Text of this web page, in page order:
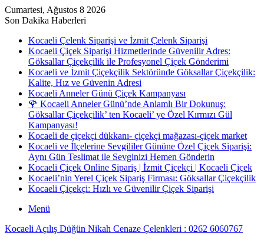
Cumartesi, Ağustos 8 2026
Son Dakika Haberleri
Kocaeli Çelenk Siparişi ve İzmit Çelenk Siparişi
Kocaeli Çiçek Siparişi Hizmetlerinde Güvenilir Adres:
Göksallar Çiçekçilik ile Profesyonel Çiçek Gönderimi
Kocaeli ve İzmit Çiçekçilik Sektöründe Göksallar Çiçekçilik:
Kalite, Hız ve Güvenin Adresi
Kocaeli Anneler Günü Çiçek Kampanyası
🌹 Kocaeli Anneler Günü’nde Anlamlı Bir Dokunuş:
Göksallar Çiçekçilik’ ten Kocaeli’ ye Özel Kırmızı Gül
Kampanyası!
Kocaeli de çiçekçi dükkanı- çiçekçi mağazası-çiçek market
Kocaeli ve İlçelerine Sevgililer Gününe Özel Çiçek Siparişi:
Aynı Gün Teslimat ile Sevginizi Hemen Gönderin
Kocaeli Çiçek Online Sipariş | İzmit Çiçekçi | Kocaeli Çiçek
Kocaeli’nin Yerel Çiçek Sipariş Firması: Göksallar Çiçekçilik
Kocaeli Çiçekçi: Hızlı ve Güvenilir Çiçek Siparişi
Menü
Kocaeli Açılış Düğün Nikah Cenaze Çelenkleri : 0262 6060767